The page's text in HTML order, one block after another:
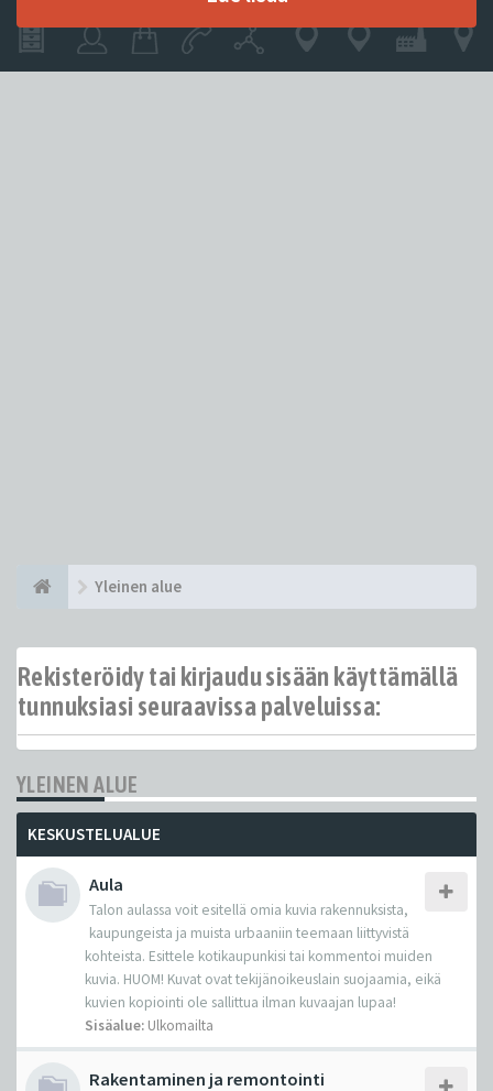
Yleinen alue
Rekisteröidy tai kirjaudu sisään käyttämällä
tunnuksiasi seuraavissa palveluissa:
YLEINEN ALUE
KESKUSTELUALUE
Aula
Talon aulassa voit esitellä omia kuvia rakennuksista,
kaupungeista ja muista urbaaniin teemaan liittyvistä
kohteista. Esittele kotikaupunkisi tai kommentoi muiden
kuvia. HUOM! Kuvat ovat tekijänoikeuslain suojaamia, eikä
kuvien kopiointi ole sallittua ilman kuvaajan lupaa!
Sisäalue: Ulkomailta
Rakentaminen ja remontointi